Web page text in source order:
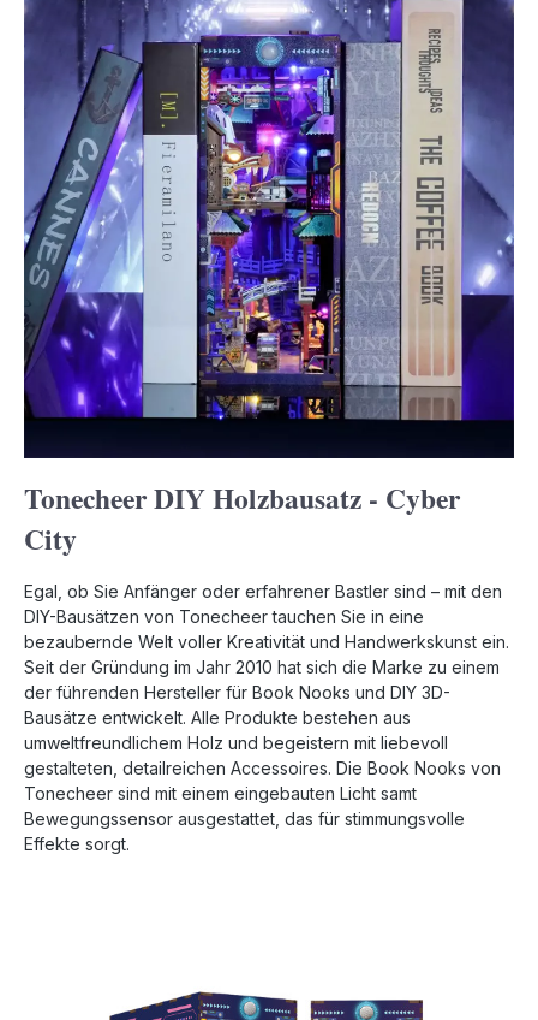
Tonecheer DIY Holzbausatz - Cyber
City
Egal, ob Sie Anfänger oder erfahrener Bastler sind – mit den
DIY-Bausätzen von Tonecheer tauchen Sie in eine
bezaubernde Welt voller Kreativität und Handwerkskunst ein.
Seit der Gründung im Jahr 2010 hat sich die Marke zu einem
der führenden Hersteller für Book Nooks und DIY 3D-
Bausätze entwickelt. Alle Produkte bestehen aus
umweltfreundlichem Holz und begeistern mit liebevoll
gestalteten, detailreichen Accessoires. Die Book Nooks von
Tonecheer sind mit einem eingebauten Licht samt
Bewegungssensor ausgestattet, das für stimmungsvolle
Effekte sorgt.